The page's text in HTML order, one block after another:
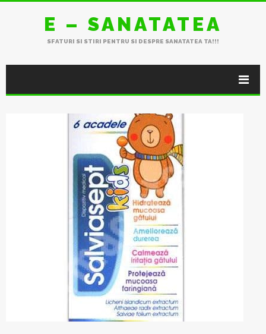
E – SANATATEA
SFATURI SI STIRI PENTRU SI DESPRE SANATATEA TA!!!